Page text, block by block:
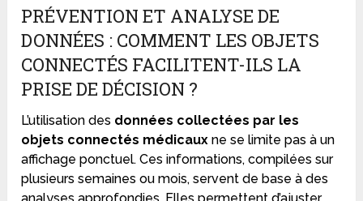
PRÉVENTION ET ANALYSE DE
DONNÉES : COMMENT LES OBJETS
CONNECTÉS FACILITENT-ILS LA
PRISE DE DÉCISION ?
L’utilisation des données collectées par les
objets connectés médicaux ne se limite pas à un
affichage ponctuel. Ces informations, compilées sur
plusieurs semaines ou mois, servent de base à des